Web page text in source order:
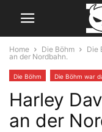
Home Die Böhm Die
an der Nordbahn.
Die Böhm Die Böhm war
Harley
an der